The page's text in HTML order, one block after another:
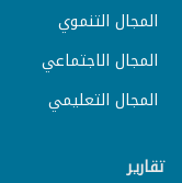
المجال التنموي
المجال الاجتماعي
المجال التعليمي
تقارير